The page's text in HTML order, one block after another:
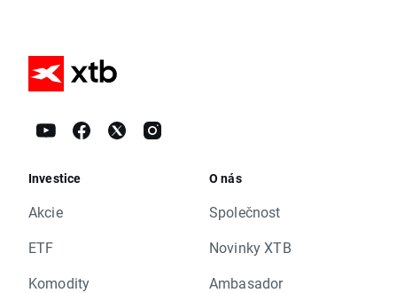
Investice
Akcie
ETF
Komodity
O nás
Společnost
Novinky XTB
Ambasador